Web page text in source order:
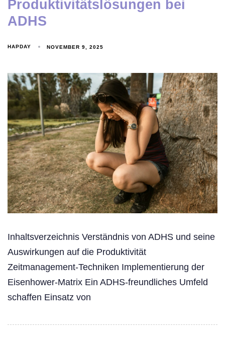
Produktivitätslösungen bei
ADHS
HAPDAY NOVEMBER 9, 2025
Inhaltsverzeichnis Verständnis von ADHS und seine
Auswirkungen auf die Produktivität
Zeitmanagement-Techniken Implementierung der
Eisenhower-Matrix Ein ADHS-freundliches Umfeld
schaffen Einsatz von